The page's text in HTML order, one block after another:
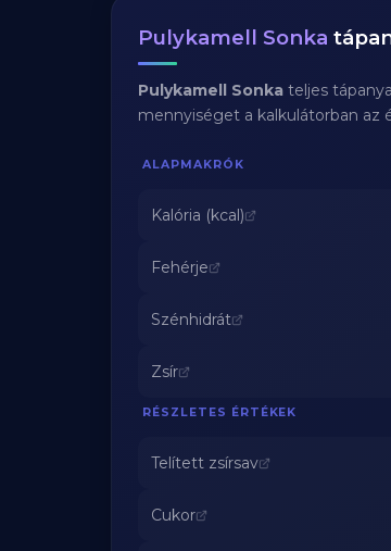
Pulykamell Sonka
Pulykamell Sonka teljes
mennyiséget a kalkulátorban az
ALAPMAKRÓK
Kalória (kcal)
Fehérje
Szénhidrát
Zsír
RÉSZLETES ÉRTÉKEK
Telített zsírsav
Cukor